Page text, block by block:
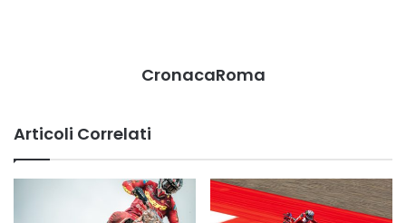
CronacaRoma
Articoli Correlati